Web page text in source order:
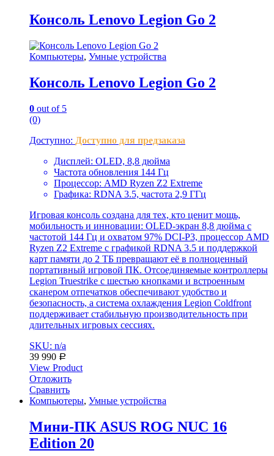
Консоль Lenovo Legion Go 2
Компьютеры, Умные устройства
Консоль Lenovo Legion Go 2
0 out of 5
(0)
Доступно: Доступно для предзаказа
Дисплей: OLED, 8,8 дюйма
Частота обновления 144 Гц
Процессор: AMD Ryzen Z2 Extreme
Графика: RDNA 3.5, частота 2,9 ГГц
Игровая консоль создана для тех, кто ценит мощь,
мобильность и инновации: OLED-экран 8,8 дюйма с
частотой 144 Гц и охватом 97% DCI-P3, процессор AMD
Ryzen Z2 Extreme с графикой RDNA 3.5 и поддержкой
карт памяти до 2 ТБ превращают её в полноценный
портативный игровой ПК. Отсоединяемые контроллеры
Legion Truestrike с шестью кнопками и встроенным
сканером отпечатков обеспечивают удобство и
безопасность, а система охлаждения Legion Coldfront
поддерживает стабильную производительность при
длительных игровых сессиях.
SKU: n/a
39 990 Р
View Product
Отложить
Сравнить
Компьютеры, Умные устройства
Мини-ПК ASUS ROG NUC 16
Edition 20